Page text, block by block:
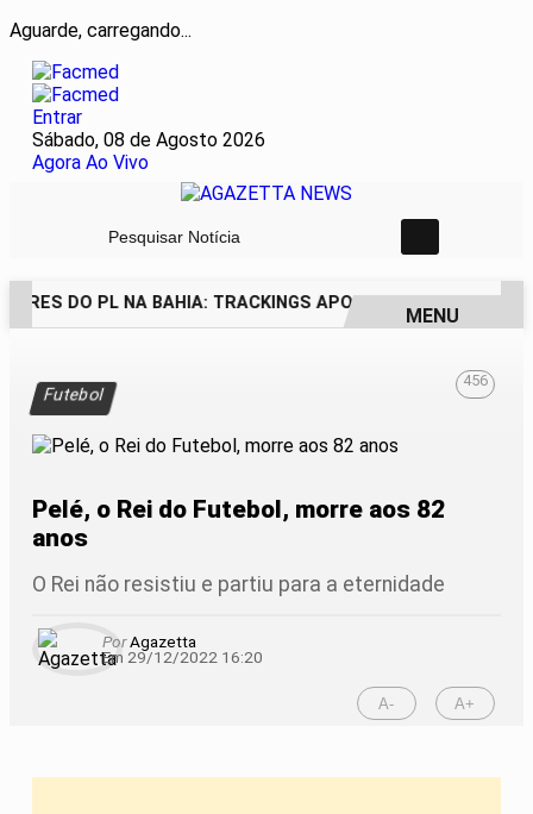
Aguarde, carregando...
Entrar
Sábado, 08 de Agosto 2026
Agora Ao Vivo
Pesquisar Notícia
DO PL NA BAHIA: TRACKINGS APONTAM DRA. RAISSA
MENU
Futebol
456
Pelé, o Rei do Futebol, morre aos 82
anos
O Rei não resistiu e partiu para a eternidade
PorAgazetta
Em 29/12/2022 16:20
A- A+